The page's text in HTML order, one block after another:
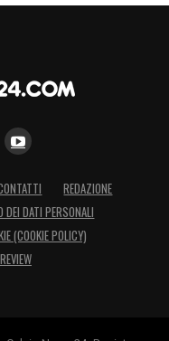
REDAZIONE
DEI DATI PERSONALI
(COOKIE POLICY)